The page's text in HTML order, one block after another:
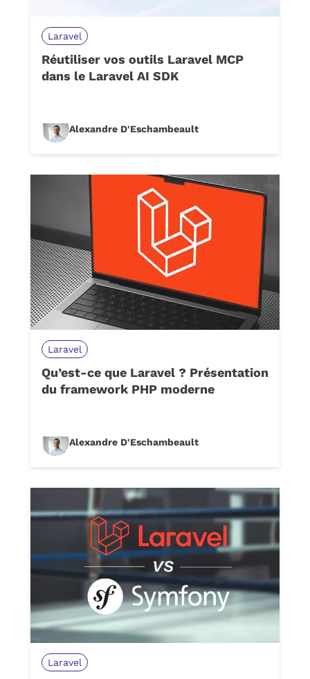
Laravel
Réutiliser vos outils Laravel MCP
dans le Laravel AI SDK
Alexandre D'Eschambeault
Laravel
Qu’est-ce que Laravel ? Présentation
du framework PHP moderne
Alexandre D'Eschambeault
Laravel